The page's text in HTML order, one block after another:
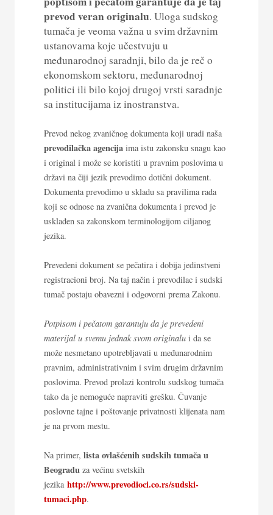
prevod veran originalu. Uloga sudskog
tumača je veoma važna u svim državnim
ustanovama koje učestvuju u
međunarodnoj saradnji, bilo da je reč o
ekonomskom sektoru, međunarodnoj
politici ili bilo kojoj drugoj vrsti saradnje
sa institucijama iz inostranstva.
Prevod nekog zvaničnog dokumenta koji uradi naša
prevodilačka agencija ima istu zakonsku snagu kao
i original i može se koristiti u pravnim poslovima u
državi na čiji jezik prevodimo dotični dokument.
Dokumenta prevodimo u skladu sa pravilima rada
koji se odnose na zvanična dokumenta i prevod je
usklađen sa zakonskom terminologijom ciljanog
jezika.
Prevedeni dokument se pečatira i dobija jedinstveni
registracioni broj. Na taj način i prevodilac i sudski
tumač postaju obavezni i odgovorni prema Zakonu.
Potpisom i pečatom garantuju da je prevedeni
materijal u svemu jednak svom originalu i da se
može nesmetano upotrebljavati u međunarodnim
pravnim, administrativnim i svim drugim državnim
poslovima. Prevod prolazi kontrolu sudskog tumača
tako da je nemoguće napraviti grešku. Čuvanje
poslovne tajne i poštovanje privatnosti klijenata nam
je na prvom mestu.
Na primer, lista ovlašćenih sudskih tumača u
Beogradu za većinu svetskih
jezika http://www.prevodioci.co.rs/sudski-
tumaci.php.